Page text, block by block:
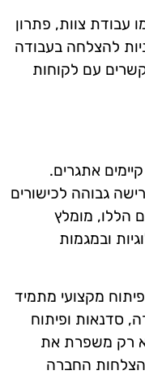
עבודת צוות, פתרון
להצלחה בעבודה
עם לקוחות
אתגרים.
גבוהה לכישורים
הללו, מומלץ
ובמגמות
מקצועי מתמיד
סדנאות ופיתוח
רק משפרת את
החברה